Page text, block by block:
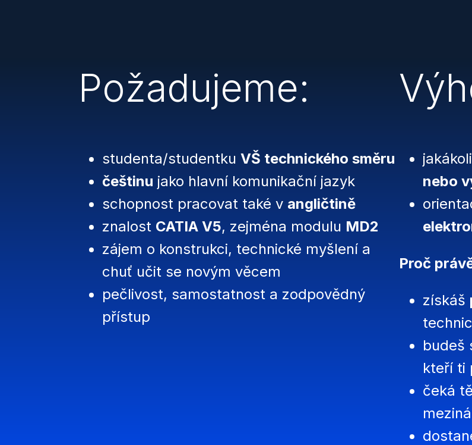
Požadujeme:
studenta/studentku VŠ technického směru
češtinu jako hlavní komunikační jazyk
schopnost pracovat také v angličtině
znalost CATIA V5, zejména modulu MD2
zájem o konstrukci, technické myšlení a
chuť učit se novým věcem
pečlivost, samostatnost a zodpovědný
přístup
nebo
Proč
získáš
budeš
kteří ti
čeká